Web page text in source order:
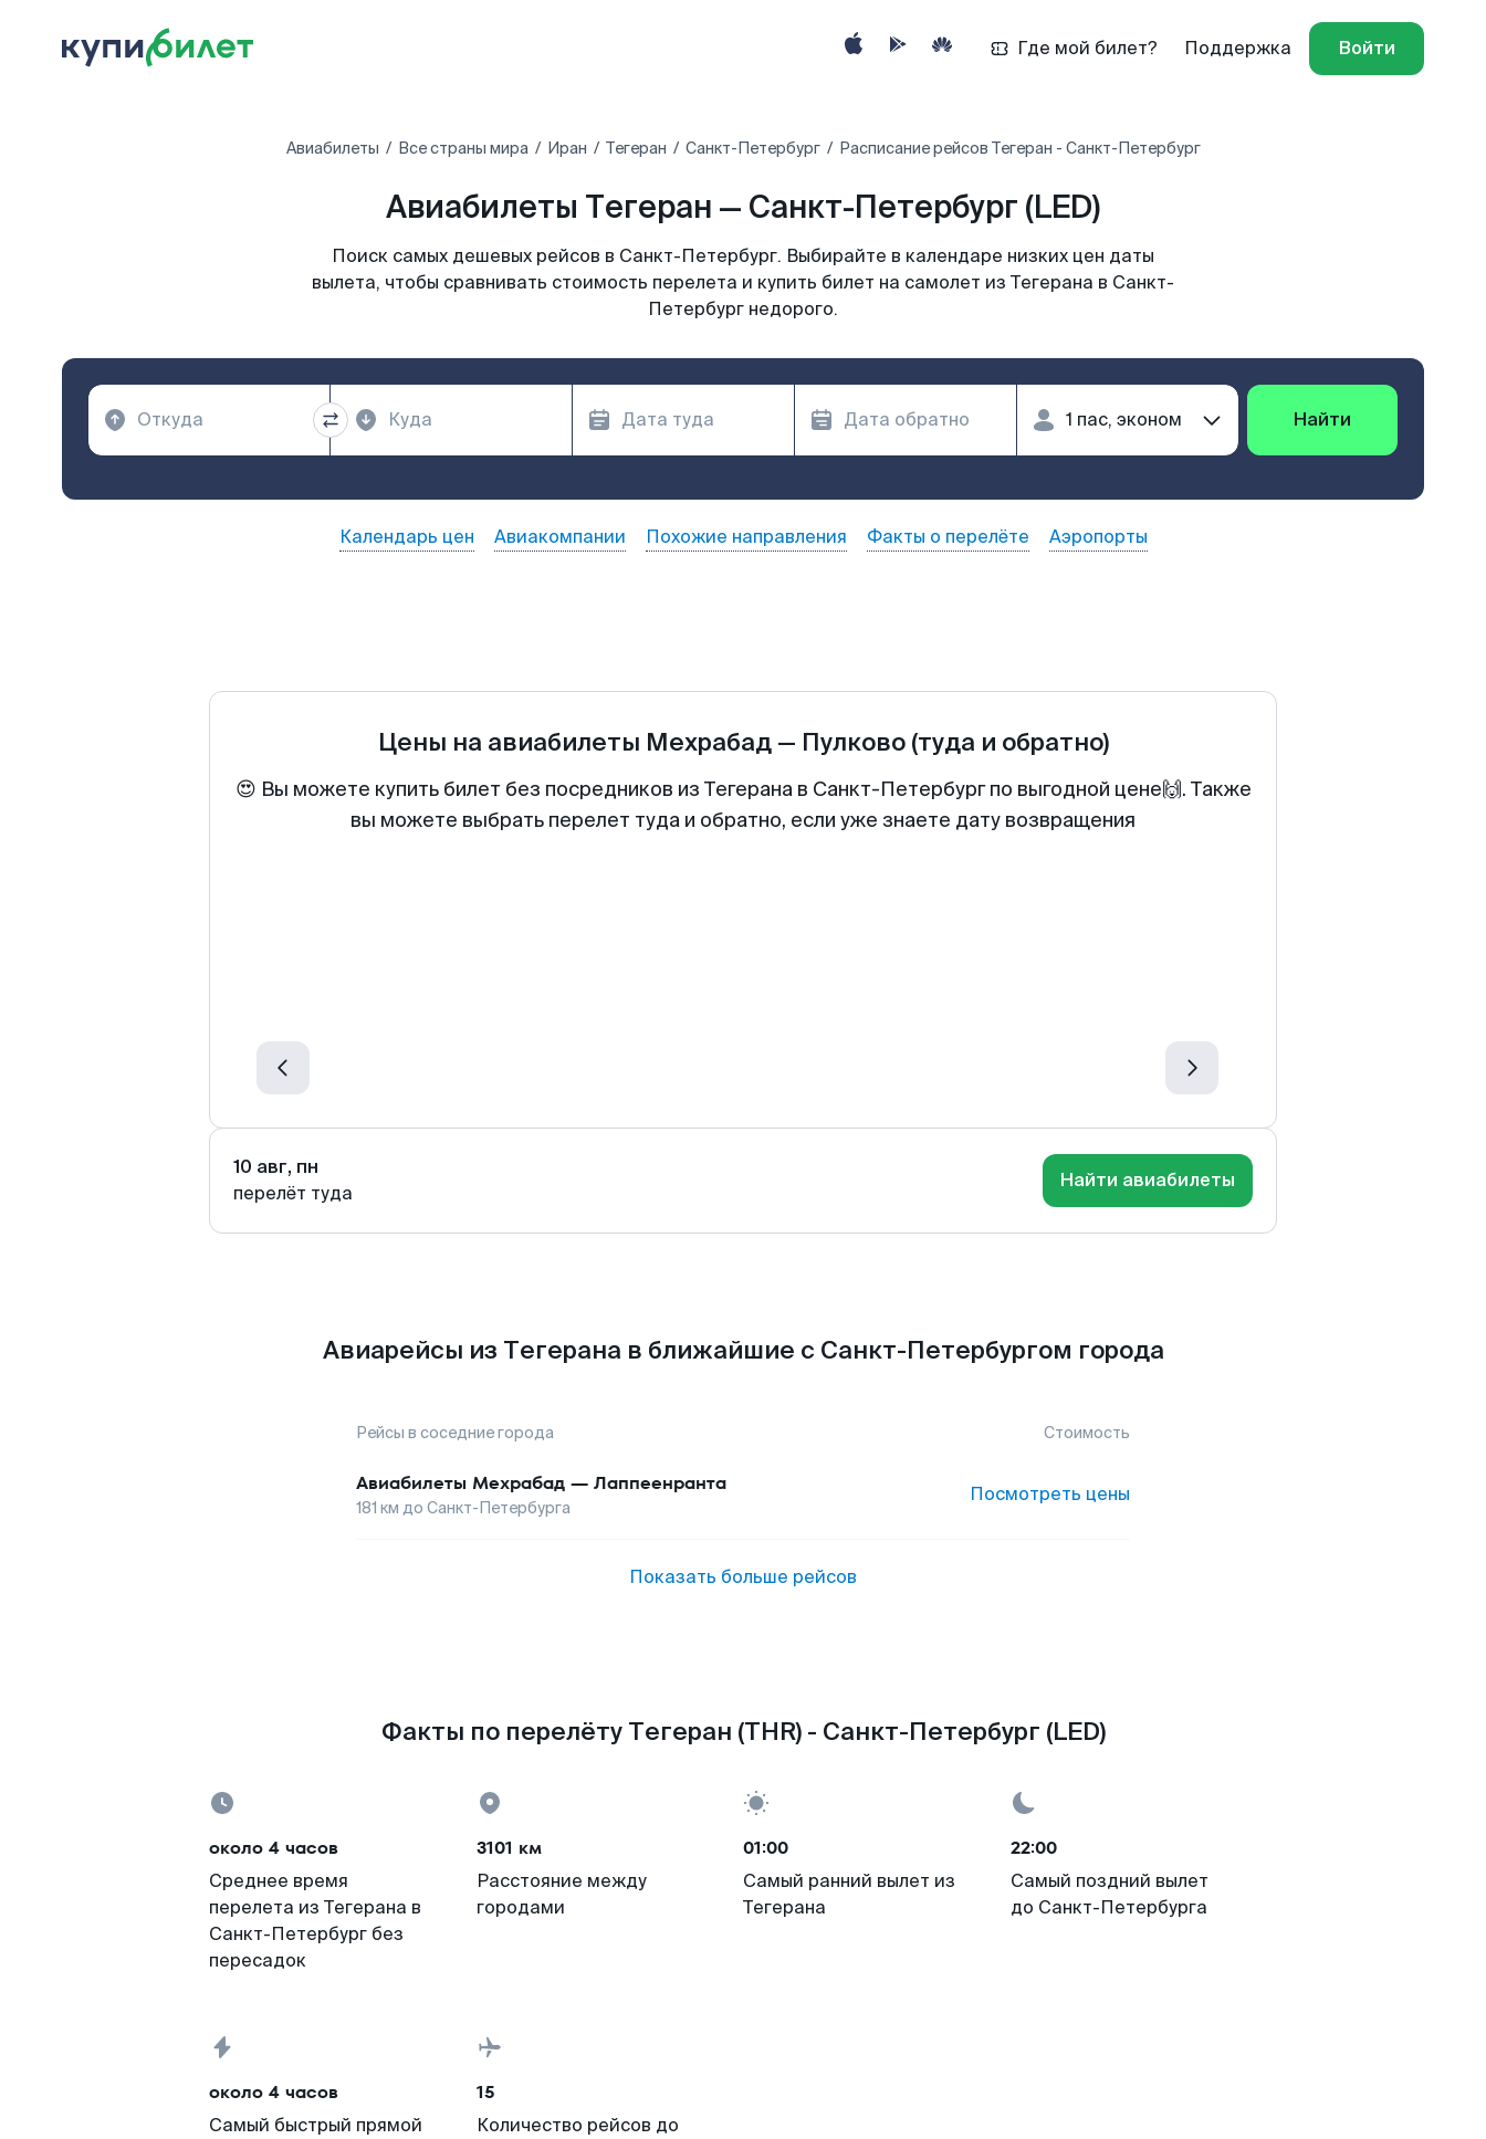
Где мой билет? Поддержка Войти
Авиабилеты Все страны мира Иран Тегеран Санкт-Петербург Расписание рейсов Тегеран - Санкт-Петербург
Авиабилеты Тегеран — Санкт-Петербург (LED)
Поиск самых дешевых рейсов в Санкт-Петербург. Выбирайте в календаре низких цен даты
вылета, чтобы сравнивать стоимость перелета и купить билет на самолет из Тегерана в Санкт-
Петербург недорого.
Найти
Календарь цен Авиакомпании Похожие направления Факты о перелёте Аэропорты
Цены на авиабилеты Мехрабад— Пулково (туда и обратно)
😍 Вы можете купить билет без посредников из Тегерана в Санкт-Петербург по выгодной цене🙌. Также
вы можете выбрать перелет туда и обратно, если уже знаете дату возвращения
10 авг, пн
перелёт туда
Найти авиабилеты
Авиарейсы из Тегерана в ближайшие с Санкт-Петербургом города
Рейсы в соседние города Стоимость
Авиабилеты Мехрабад — Лаппеенранта
181 км до Санкт-Петербурга
Посмотреть цены
Показать больше рейсов
Факты по перелёту Тегеран (THR) - Санкт-Петербург (LED)
около 4 часов
Среднее время
перелета из Тегерана в
Санкт-Петербург без
пересадок
3101 км
Расстояние между
городами
01:00
Самый ранний вылет из
Тегерана
22:00
Самый поздний вылет
до Санкт-Петербурга
около 4 часов
Самый быстрый прямой
15
Количество рейсов до